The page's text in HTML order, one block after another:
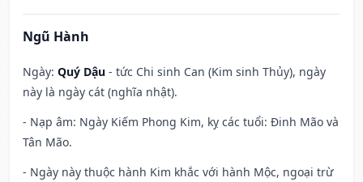
Ngũ Hành
Ngày: Quý Dậu - tức Chi sinh Can (Kim sinh Thủy), ngày
này là ngày cát (nghĩa nhật).
- Nạp âm: Ngày Kiếm Phong Kim, kỵ các tuổi: Đinh Mão và
Tân Mão.
- Ngày này thuộc hành Kim khắc với hành Mộc, ngoại trừ